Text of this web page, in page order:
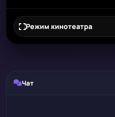
Режим кинотеатра
Чат